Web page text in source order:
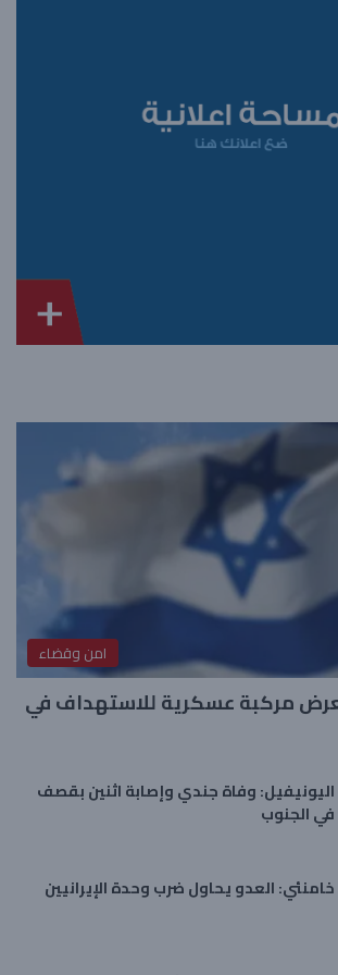
امن وقضاء
مركبة عسكرية للاستهداف في
اليونيفيل: وفاة جندي وإصابة اثنين بقصف
في الجنوب
خامنئي: العدو يحاول ضرب وحدة الإيرانيين